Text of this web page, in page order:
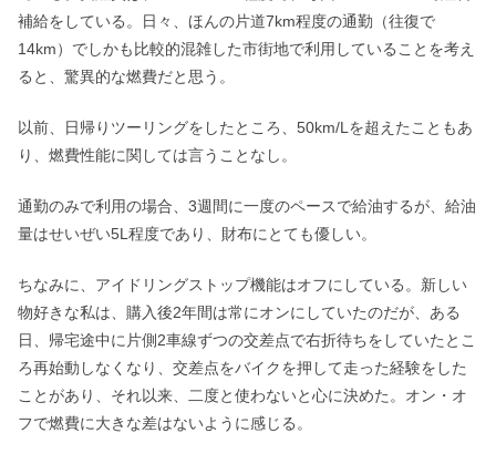
補給をしている。日々、ほんの片道7km程度の通勤（往復で
14km）でしかも比較的混雑した市街地で利用していることを考え
ると、驚異的な燃費だと思う。
以前、日帰りツーリングをしたところ、50km/Lを超えたこともあ
り、燃費性能に関しては言うことなし。
通勤のみで利用の場合、3週間に一度のペースで給油するが、給油
量はせいぜい5L程度であり、財布にとても優しい。
ちなみに、アイドリングストップ機能はオフにしている。新しい
物好きな私は、購入後2年間は常にオンにしていたのだが、ある
日、帰宅途中に片側2車線ずつの交差点で右折待ちをしていたとこ
ろ再始動しなくなり、交差点をバイクを押して走った経験をした
ことがあり、それ以来、二度と使わないと心に決めた。オン・オ
フで燃費に大きな差はないように感じる。